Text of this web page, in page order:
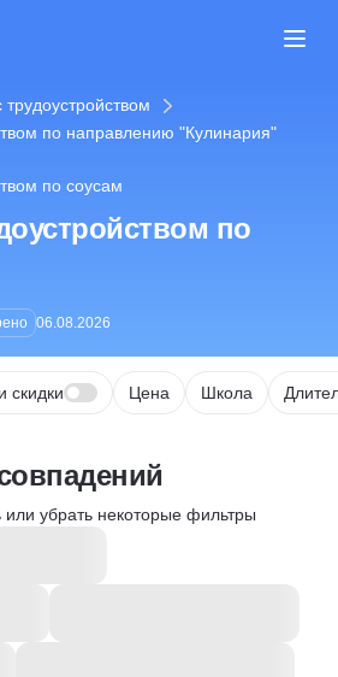
трудоустройством
по направлению "Кулинария"
по соусам
по
06.08.2026
скидки Цена Школа
убрать некоторые фильтры